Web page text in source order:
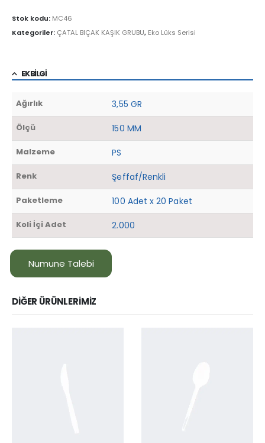
Stok kodu: MC46
Kategoriler: ÇATAL BIÇAK KAŞIK GRUBU, Eko Lüks Serisi
EK BILGI
Ağırlık 3,55 GR
Ölçü 150 MM
Malzeme PS
Renk Şeffaf/Renkli
Paketleme 100 Adet x 20 Paket
Koli İçi Adet 2.000
Numune Talebi
DIĞER ÜRÜNLERIMIZ